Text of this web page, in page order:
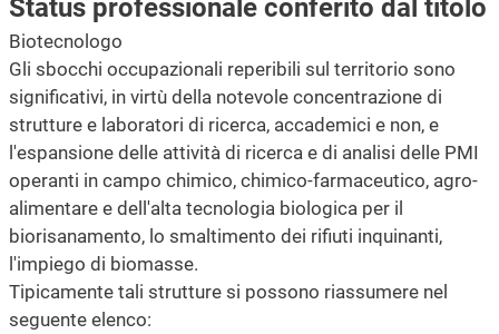
Status professionale conferito dal titolo
Biotecnologo
Gli sbocchi occupazionali reperibili sul territorio sono
significativi, in virtù della notevole concentrazione di
strutture e laboratori di ricerca, accademici e non, e
l'espansione delle attività di ricerca e di analisi delle PMI
operanti in campo chimico, chimico-farmaceutico, agro-
alimentare e dell'alta tecnologia biologica per il
biorisanamento, lo smaltimento dei rifiuti inquinanti,
l'impiego di biomasse.
Tipicamente tali strutture si possono riassumere nel
seguente elenco: